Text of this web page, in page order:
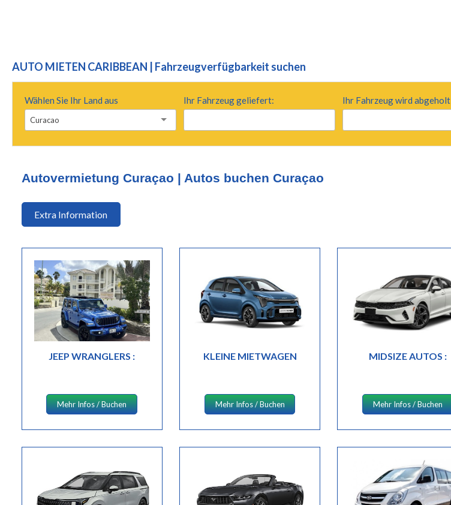
AUTO MIETEN CARIBBEAN | Fahrzeugverfügbarkeit suchen
Wählen Sie Ihr Land aus
Curacao
Ihr Fahrzeug geliefert: Ihr Fahrzeug wird abgeholt
Autovermietung Curaçao | Autos buchen Curaçao
Extra Information
JEEP WRANGLERS :
Mehr Infos / Buchen
KLEINE MIETWAGEN
Mehr Infos / Buchen
MIDSIZE AUTOS :
Mehr Infos / Buchen